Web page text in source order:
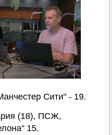
Сити" - 19.
(18), ПСЖ,
15.